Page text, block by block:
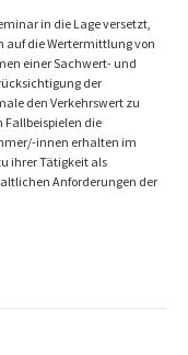
in die Lage versetzt,
auf die Wertermittlung von
einer Sachwert- und
der
den Verkehrswert zu
Fallbeispielen die
innen erhalten im
ihrer Tätigkeit als
Anforderungen der